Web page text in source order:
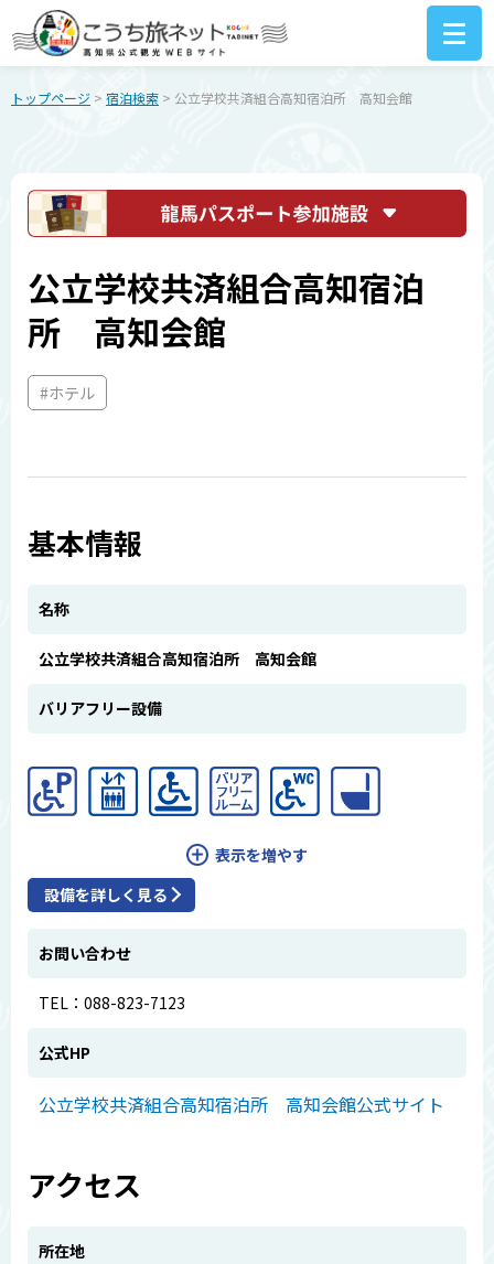
トップページ > 宿泊検索 > 公立学校共済組合高知宿泊所 高知会館
公立学校共済組合高知宿泊
所 高知会館
#ホテル
基本情報
名称
公立学校共済組合高知宿泊所 高知会館
バリアフリー設備
表示を増やす
設備を詳しく見る
お問い合わせ
TEL：088-823-7123
公式HP
公立学校共済組合高知宿泊所 高知会館公式サイト
アクセス
所在地